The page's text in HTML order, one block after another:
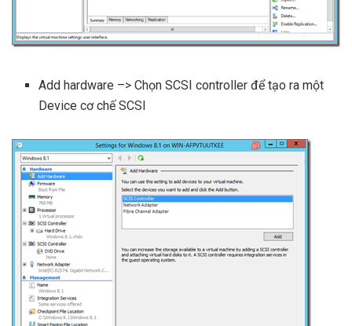
Add hardware –> Chọn SCSI controller để tạo ra một
Device cơ chế SCSI